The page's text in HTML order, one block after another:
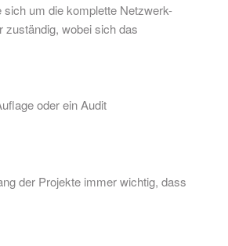
sich um die komplette Netzwerk-
zuständig, wobei sich das
oder ein Audit
der Projekte immer wichtig, dass